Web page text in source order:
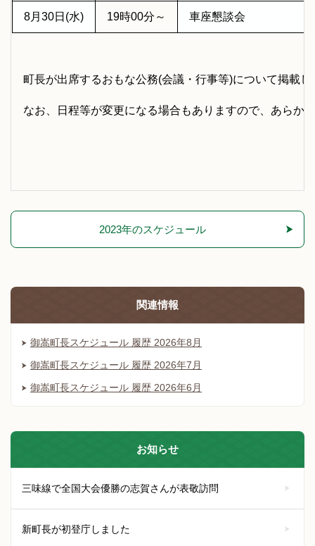
8月30日(水) 19時00分～ 車座懇談会
町長が出席するおもな公務(会議・行事等)について掲載し
なお、日程等が変更になる場合もありますので、あらか
2023年のスケジュール
関連情報
御嵩町長スケジュール 履歴 2026年8月
御嵩町長スケジュール 履歴 2026年7月
御嵩町長スケジュール 履歴 2026年6月
お知らせ
三味線で全国大会優勝の志賀さんが表敬訪問
新町長が初登庁しました